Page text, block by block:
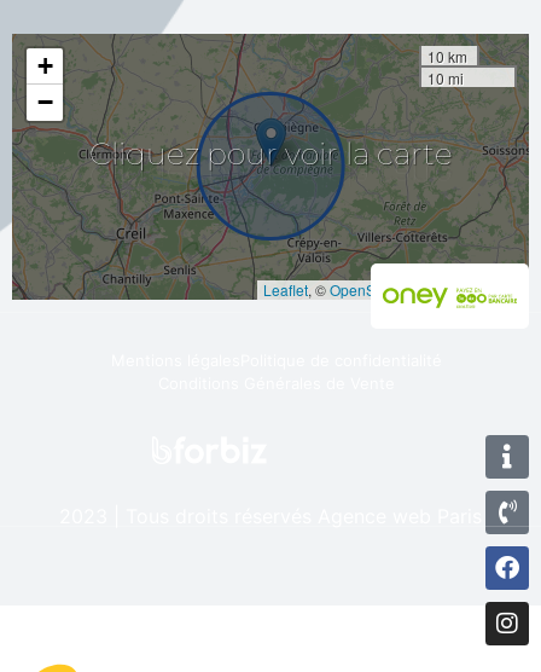
Cliquez pour voir la carte
+
−
10 km
10 mi
Leaflet, ©OpenStreetMapcontributeurs